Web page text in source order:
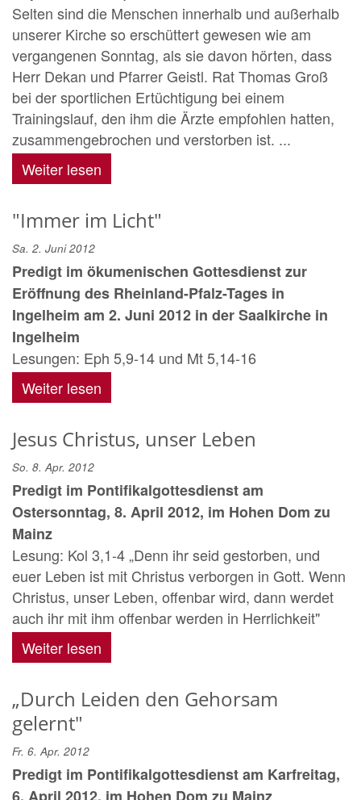
Selten sind die Menschen innerhalb und außerhalb
unserer Kirche so erschüttert gewesen wie am
vergangenen Sonntag, als sie davon hörten, dass
Herr Dekan und Pfarrer Geistl. Rat Thomas Groß
bei der sportlichen Ertüchtigung bei einem
Trainingslauf, den ihm die Ärzte empfohlen hatten,
zusammengebrochen und verstorben ist. ...
Weiter lesen
"Immer im Licht"
Sa. 2. Juni 2012
Predigt im ökumenischen Gottesdienst zur
Eröffnung des Rheinland-Pfalz-Tages in
Ingelheim am 2. Juni 2012 in der Saalkirche in
Ingelheim
Lesungen: Eph 5,9-14 und Mt 5,14-16
Weiter lesen
Jesus Christus, unser Leben
So. 8. Apr. 2012
Predigt im Pontifikalgottesdienst am
Ostersonntag, 8. April 2012, im Hohen Dom zu
Mainz
Lesung: Kol 3,1-4 „Denn ihr seid gestorben, und
euer Leben ist mit Christus verborgen in Gott. Wenn
Christus, unser Leben, offenbar wird, dann werdet
auch ihr mit ihm offenbar werden in Herrlichkeit"
Weiter lesen
„Durch Leiden den Gehorsam
gelernt"
Fr. 6. Apr. 2012
Predigt im Pontifikalgottesdienst am Karfreitag,